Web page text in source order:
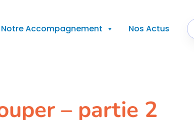
Notre Accompagnement Nos Actus
– partie 2